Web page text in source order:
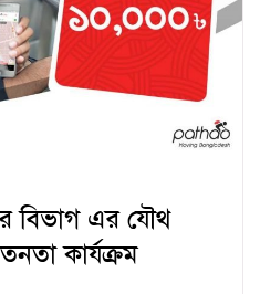
বিভাগ এর যৌথ
কার্যক্রম